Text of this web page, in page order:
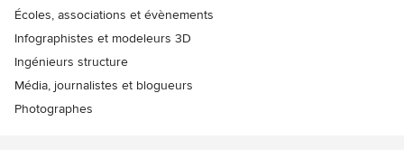
Écoles, associations et évènements
Infographistes et modeleurs 3D
Ingénieurs structure
Média, journalistes et blogueurs
Photographes